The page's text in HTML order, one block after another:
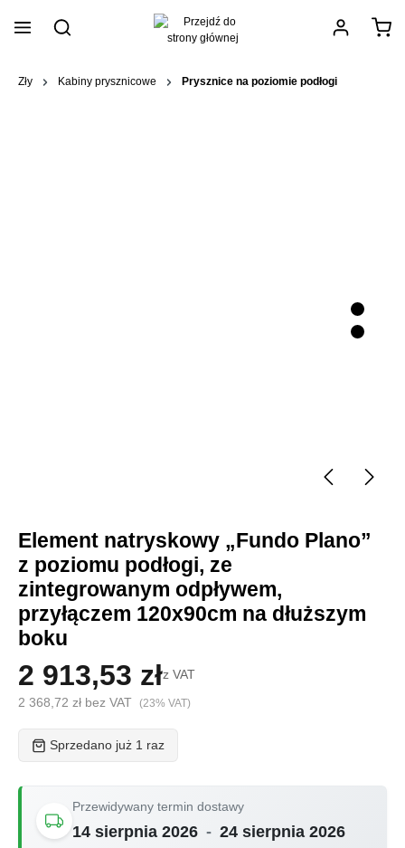
zawartości
Zły Kabiny prysznicowe Prysznice na poziomie podłogi
Element natryskowy „Fundo Plano”
z poziomu podłogi, ze
zintegrowanym odpływem,
przyłączem 120x90cm na dłuższym
boku
2 913,53 złz VAT
2 368,72 zł bez VAT (23% VAT)
Sprzedano już 1 raz
Przewidywany termin dostawy
14 sierpnia 2026 - 24 sierpnia 2026